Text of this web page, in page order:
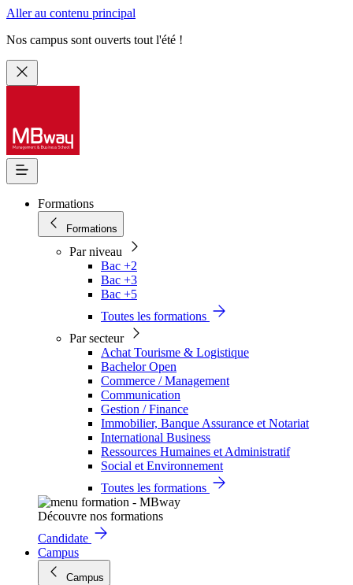
Aller au contenu principal
Nos campus sont ouverts tout l'été !
Formations
Formations
Par niveau
Bac +2
Bac +3
Bac +5
Toutes les formations
Par secteur
Achat Tourisme & Logistique
Bachelor Open
Commerce / Management
Communication
Gestion / Finance
Immobilier, Banque Assurance et Notariat
International Business
Ressources Humaines et Administratif
Social et Environnement
Toutes les formations
Découvre nos formations
Candidate
Campus
Campus